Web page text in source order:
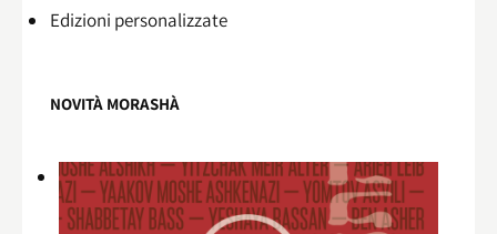
Edizioni personalizzate
NOVITÀ MORASHÀ